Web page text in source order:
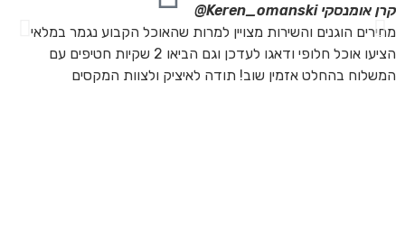
קרן אומנסקיKeren_omanski@
מחירים הוגנים והשירות מצויין למרות שהאוכל הקבוע נגמר במלאי
הציעו אוכל חלופי ודאגו לעדכן וגם הביאו 2 שקיות חטיפים עם
המשלוח בהחלט אזמין שוב! תודה לאיציק ולצוות המקסים